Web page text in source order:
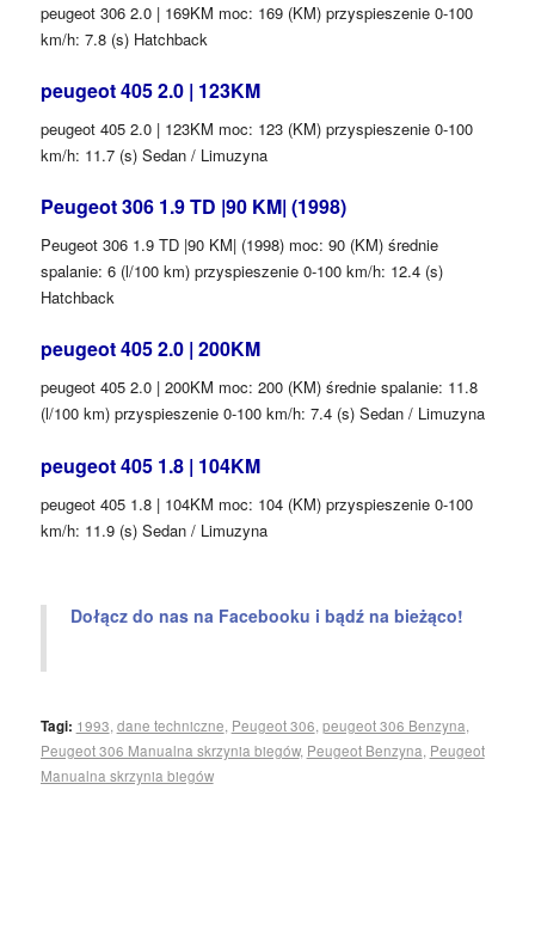
peugeot 306 2.0 | 169KM moc: 169 (KM) przyspieszenie 0-100
km/h: 7.8 (s) Hatchback
peugeot 405 2.0 | 123KM
peugeot 405 2.0 | 123KM moc: 123 (KM) przyspieszenie 0-100
km/h: 11.7 (s) Sedan / Limuzyna
Peugeot 306 1.9 TD |90 KM| (1998)
Peugeot 306 1.9 TD |90 KM| (1998) moc: 90 (KM) średnie
spalanie: 6 (l/100 km) przyspieszenie 0-100 km/h: 12.4 (s)
Hatchback
peugeot 405 2.0 | 200KM
peugeot 405 2.0 | 200KM moc: 200 (KM) średnie spalanie: 11.8
(l/100 km) przyspieszenie 0-100 km/h: 7.4 (s) Sedan / Limuzyna
peugeot 405 1.8 | 104KM
peugeot 405 1.8 | 104KM moc: 104 (KM) przyspieszenie 0-100
km/h: 11.9 (s) Sedan / Limuzyna
Dołącz do nas na Facebooku i bądź na bieżąco!
Tagi: 1993 dane techniczne Peugeot 306 peugeot 306 Benzyna
Peugeot 306 Manualna skrzynia biegów, Peugeot Benzyna Peugeot
Manualna skrzynia biegów